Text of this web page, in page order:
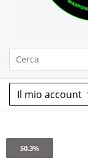
Max
Il mio account
50.3%